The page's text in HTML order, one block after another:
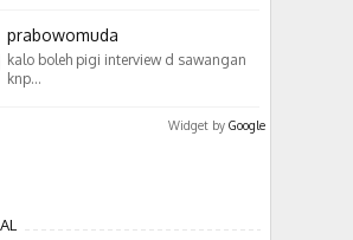
prabowomuda
kalo boleh pigi interview d sawangan
knp…
Widget by Google